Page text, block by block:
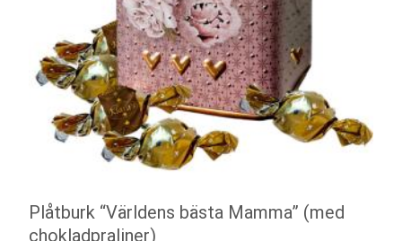
Plåtburk “Världens bästa Mamma” (med
chokladpraliner)